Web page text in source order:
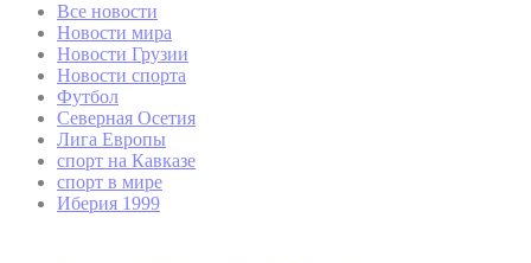
Все новости
Новости мира
Новости Грузии
Новости спорта
Футбол
Северная Осетия
Лига Европы
спорт на Кавказе
спорт в мире
Иберия 1999